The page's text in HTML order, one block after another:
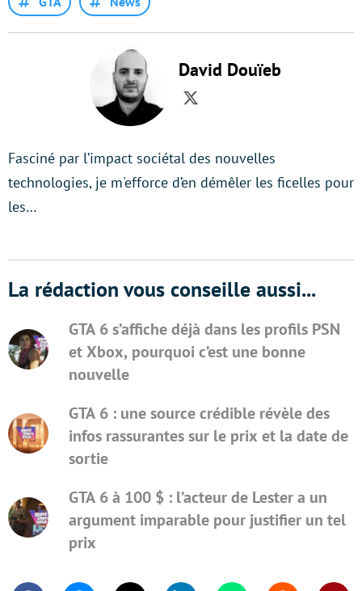
David Douïeb
Twitter
Fasciné par l’impact sociétal des nouvelles
technologies, je m'efforce d’en démêler les ficelles pour
les…
La rédaction vous conseille aussi...
GTA 6 s’affiche déjà dans les profils PSN
et Xbox, pourquoi c’est une bonne
nouvelle
GTA 6 : une source crédible révèle des
infos rassurantes sur le prix et la date de
sortie
GTA 6 à 100 $ : l’acteur de Lester a un
argument imparable pour justifier un tel
prix